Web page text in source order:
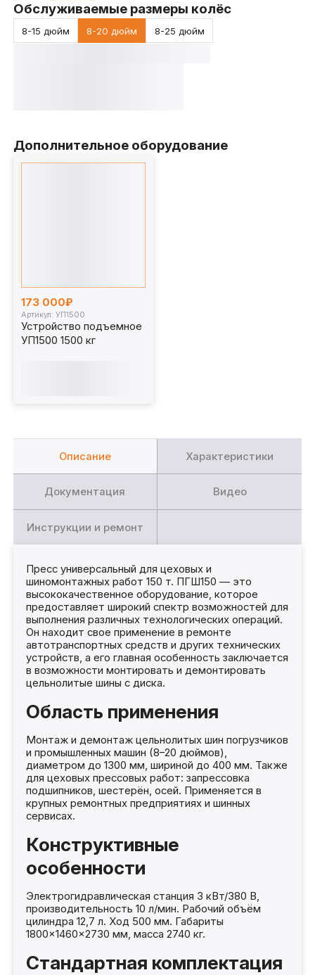
Обслуживаемые размеры колёс
8-15 дюйм 8-20 дюйм 8-25 дюйм
Дополнительное оборудование
173 000₽
Артикул: УП1500
Устройство подъемное
УП1500 1500 кг
Описание Характеристики
Документация Видео
Инструкции и ремонт
Пресс универсальный для цеховых и
шиномонтажных работ 150 т. ПГШ150 — это
высококачественное оборудование, которое
предоставляет широкий спектр возможностей для
выполнения различных технологических операций.
Он находит свое применение в ремонте
автотранспортных средств и других технических
устройств, а его главная особенность заключается
в возможности монтировать и демонтировать
цельнолитые шины с диска.
Область применения
Монтаж и демонтаж цельнолитых шин погрузчиков
и промышленных машин (8–20 дюймов),
диаметром до 1300 мм, шириной до 400 мм. Также
для цеховых прессовых работ: запрессовка
подшипников, шестерён, осей. Применяется в
крупных ремонтных предприятиях и шинных
сервисах.
Конструктивные
особенности
Электрогидравлическая станция 3 кВт/380 В,
производительность 10 л/мин. Рабочий объём
цилиндра 12,7 л. Ход 500 мм. Габариты
1800×1460×2730 мм, масса 2740 кг.
Стандартная комплектация